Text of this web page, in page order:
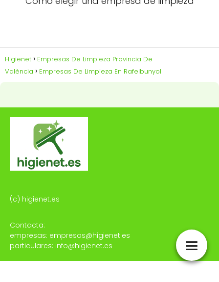
Higienet
Empresas De Limpieza Provincia De
València
Empresas De Limpieza En Rafelbunyol
(c) higienet.es
Contacta:
empresas: empresas@higienet.es
particulares: info@higienet.es